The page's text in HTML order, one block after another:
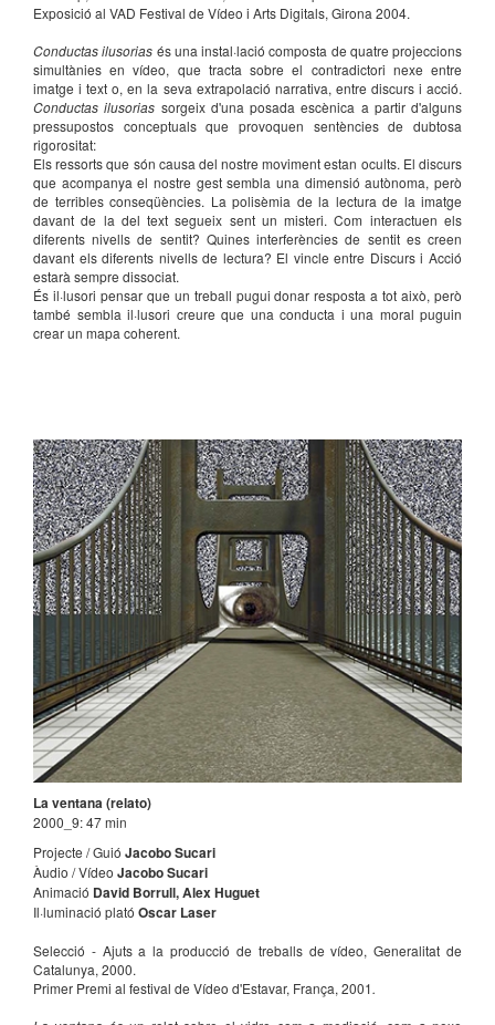
Exposició al VAD Festival de Vídeo i Arts Digitals, Girona 2004.
Conductas ilusorias és una instal·lació composta de quatre projeccions
simultànies en vídeo, que tracta sobre el contradictori nexe entre
imatge i text o, en la seva extrapolació narrativa, entre discurs i acció.
Conductas ilusorias sorgeix d'una posada escènica a partir d'alguns
pressupostos conceptuals que provoquen sentències de dubtosa
rigorositat:
Els ressorts que són causa del nostre moviment estan ocults. El discurs
que acompanya el nostre gest sembla una dimensió autònoma, però
de terribles conseqüències. La polisèmia de la lectura de la imatge
davant de la del text segueix sent un misteri. Com interactuen els
diferents nivells de sentit? Quines interferències de sentit es creen
davant els diferents nivells de lectura? El vincle entre Discurs i Acció
estarà sempre dissociat.
És il·lusori pensar que un treball pugui donar resposta a tot això, però
també sembla il·lusori creure que una conducta i una moral puguin
crear un mapa coherent.
La ventana (relato)
2000_9: 47 min
Projecte / Guió Jacobo Sucari
Àudio / Vídeo Jacobo Sucari
Animació David Borrull, Alex Huguet
Il·luminació plató Oscar Laser
Selecció - Ajuts a la producció de treballs de vídeo, Generalitat de
Catalunya, 2000.
Primer Premi al festival de Vídeo d'Estavar, França, 2001.